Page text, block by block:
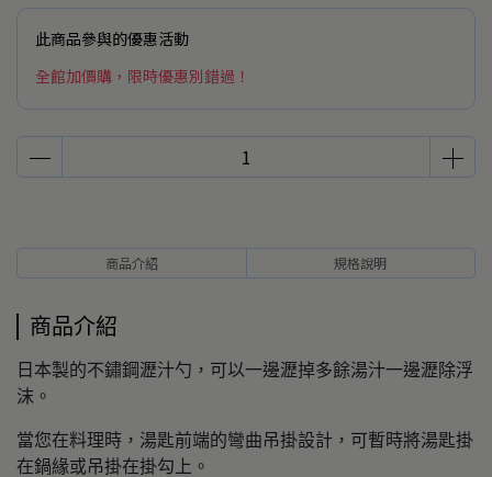
此商品參與的優惠活動
全館加價購，限時優惠別錯過！
商品介紹 規格說明
商品介紹
日本製的不鏽鋼瀝汁勺，可以一邊瀝掉多餘湯汁一邊瀝除浮
沫。
當您在料理時，湯匙前端的彎曲吊掛設計，可暫時將湯匙掛
在鍋緣或吊掛在掛勾上。